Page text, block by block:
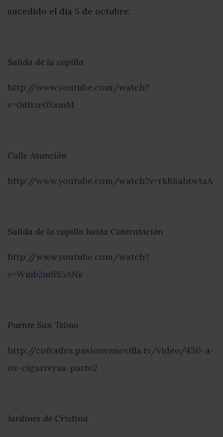
sucedido el día 5 de octubre:
Salida de la capilla
http://www.youtube.com/watch?
v=0dIize0XsmM
Calle Asunción
http://www.youtube.com/watch?v=rkB8ahtwtaA
Salida de la capilla hasta Contratación
http://www.youtube.com/watch?
v=Wmb2mS85ANs
Puente San Telmo
http://cofrades.pasionensevilla.tv/video/450-a-
os-cigarreras-parte2
Jardines de Cristina